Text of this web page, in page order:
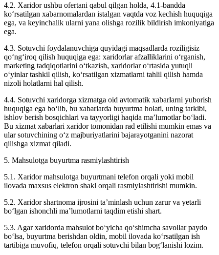
4.2. Xaridor ushbu ofertani qabul qilgan holda, 4.1-bandda
ko‘rsatilgan xabarnomalardan istalgan vaqtda voz kechish huquqiga
ega, va keyinchalik ularni yana olishga rozilik bildirish imkoniyatiga
ega.
4.3. Sotuvchi foydalanuvchiga quyidagi maqsadlarda roziligisiz
qo‘ng‘iroq qilish huquqiga ega: xaridorlar afzalliklarini o‘rganish,
marketing tadqiqotlarini o‘tkazish, xaridorlar o‘rtasida yutuqli
o‘yinlar tashkil qilish, ko‘rsatilgan xizmatlarni tahlil qilish hamda
nizoli holatlarni hal qilish.
4.4. Sotuvchi xaridorga xizmatga oid avtomatik xabarlarni yuborish
huquqiga ega bo‘lib, bu xabarlarda buyurtma holati, uning tarkibi,
ishlov berish bosqichlari va tayyorligi haqida ma’lumotlar bo‘ladi.
Bu xizmat xabarlari xaridor tomonidan rad etilishi mumkin emas va
ular sotuvchining o‘z majburiyatlarini bajarayotganini nazorat
qilishga xizmat qiladi.
5. Mahsulotga buyurtma rasmiylashtirish
5.1. Xaridor mahsulotga buyurtmani telefon orqali yoki mobil
ilovada maxsus elektron shakl orqali rasmiylashtirishi mumkin.
5.2. Xaridor shartnoma ijrosini ta’minlash uchun zarur va yetarli
bo‘lgan ishonchli ma’lumotlarni taqdim etishi shart.
5.3. Agar xaridorda mahsulot bo‘yicha qo‘shimcha savollar paydo
bo‘lsa, buyurtma berishdan oldin, mobil ilovada ko‘rsatilgan ish
tartibiga muvofiq, telefon orqali sotuvchi bilan bog‘lanishi lozim.